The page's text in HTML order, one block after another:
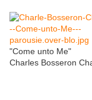
"Come unto Me"
Charles Bosseron